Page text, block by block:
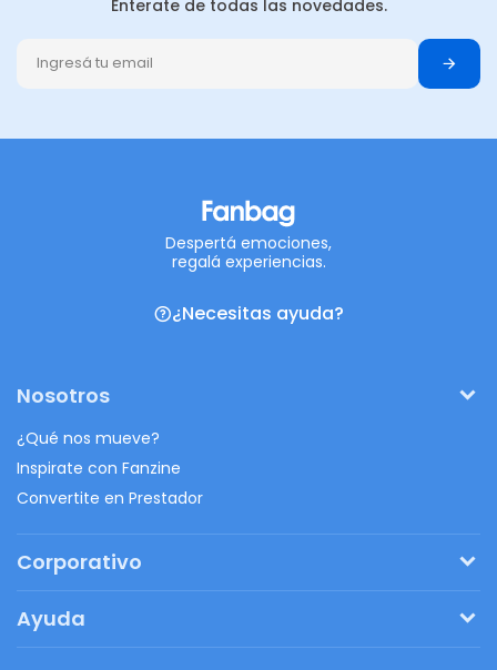
Enterate de todas las novedades.
Despertá emociones,
regalá experiencias.
¿Necesitas ayuda?
Nosotros
¿Qué nos mueve?
Inspirate con Fanzine
Convertite en Prestador
Corporativo
Regalos originales
Ayuda